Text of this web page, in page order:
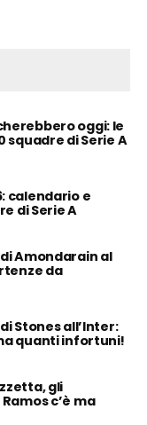
oggi: le
squadre di Serie A
calendario e
di Serie A
Amondarain al
da
Stones all’Inter:
quanti infortuni!
gli
c’è ma